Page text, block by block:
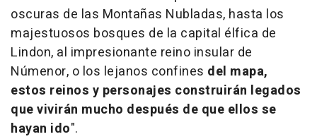
oscuras de las Montañas Nubladas, hasta los
majestuosos bosques de la capital élfica de
Lindon, al impresionante reino insular de
Númenor, o los lejanos confines del mapa,
estos reinos y personajes construirán legados
que vivirán mucho después de que ellos se
hayan ido".